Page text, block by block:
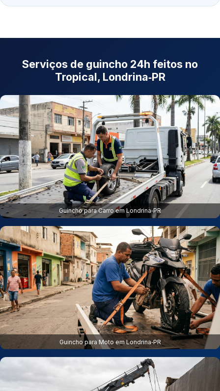
Serviços de guincho 24h feitos no
Tropical, Londrina‑PR
Guincho para Carro em Londrina‑PR
Guincho para Moto em Londrina‑PR